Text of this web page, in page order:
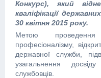
Конкурс), який
кваліфікації
30 квітня 2015 року.
Метою
професіоналізму,
державної служби,
узагальнення
службовців.